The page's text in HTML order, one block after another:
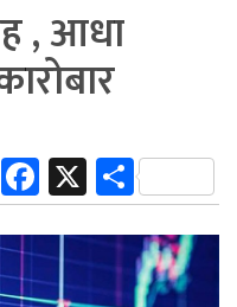
, आधा
Facebook
XShare